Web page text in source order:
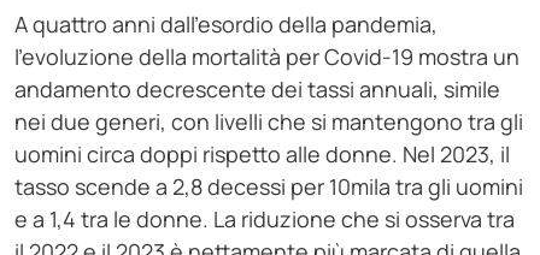
A quattro anni dall’esordio della pandemia,
l’evoluzione della mortalità per Covid-19 mostra un
andamento decrescente dei tassi annuali, simile
nei due generi, con livelli che si mantengono tra gli
uomini circa doppi rispetto alle donne. Nel 2023, il
tasso scende a 2,8 decessi per 10mila tra gli uomini
e a 1,4 tra le donne. La riduzione che si osserva tra